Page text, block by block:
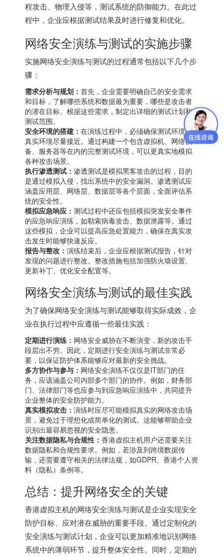
程攻击、物理入侵等，测试系统的防御能力。在此过
程中，企业应根据测试结果及时进行修复和优化。
网络安全演练与测试的实施步骤
实施网络安全演练与测试的过程通常包括以下几个步
骤：
需求分析与规划： 首先，企业需要明确自己的安全需求
和目标，了解哪些系统和数据最为重要，哪些是攻击者
的潜在目标。根据这些需求，制定出详细的测试计划和
测试范围。
安全环境的搭建： 在演练过程中，必须确保测试环境与
真实环境尽量接近。通过构建一个包含虚拟机、网络设
备、服务器等在内的完整测试环境，可以更真实地模拟
各种攻击场景。
执行渗透测试： 渗透测试是模拟黑客攻击的过程，目的
是通过模拟入侵，找出系统中的安全漏洞。渗透测试应
涵盖应用层、网络层、数据层等各个层面，全面评估系
统的安全性。
模拟应急响应： 测试过程中还应包括模拟突发安全事件
的应急响应演练，如勒索病毒攻击、数据泄露等。通过
这些模拟，企业可以提高应急处置能力，确保在真实攻
击发生时能够快速反应。
报告与整改： 演练结束后，企业应根据测试报告，针对
发现的问题进行整改。整改措施包括加强防火墙设置、
更新补丁、优化安全配置等。
网络安全演练与测试的最佳实践
为了确保网络安全演练与测试能够取得实际成效，企
业在执行过程中应遵循一些最佳实践：
定期进行演练： 网络安全威胁在不断演变，新的攻击手
段层出不穷。因此，定期进行安全演练与测试非常必
要，以保证防护体系能够应对最新的安全挑战。
多方协作与参与： 网络安全演练不仅仅是IT部门的任
务，应该涵盖公司内部多个部门的协作。例如，财务部
门、法律部门等也应参与到应急响应演练中，共同提升
企业整体的安全防护能力。
真实模拟攻击： 演练时应尽可能模拟真实的网络攻击场
景，避免过于理想化或简单化的测试。这能够帮助企业
识别出最容易忽视的安全隐患。
关注数据隐私与合规性： 香港虚拟主机用户还需要关注
数据隐私和合规性要求。例如，若涉及到跨境数据传
输，还需要遵守相关的法律法规，如GDPR、香港个人资
料（隐私）条例等。
总结：提升网络安全的关键
香港虚拟主机的网络安全演练与测试是企业实现安全
防护目标、应对潜在威胁的重要手段。通过定制化的
安全演练与测试计划，企业可以更加精准地识别网络
系统中的薄弱环节，提升整体安全性。同时，定期的